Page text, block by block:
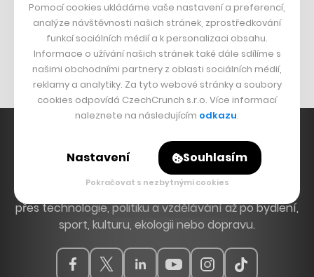
Bomma není tichá
Originální hodinky
Nábytek z betonu
Hlavní zdroj inspirace. Věnujeme se tématům, která
hýbou Českem a světem, od byznysu a startupů
přes technologie, politiku a vzdělávání až po bydlení,
sport, kulturu, ekologii nebo dopravu.
Pomocí cookies ukládáme vaše nastavení a preferencí,
analýze návštěvnosti našich stránek, zprostředkování
funkcí sociálních médií a k personalizaci obsahu.
Informace o užívání našich stránek také dále sdílíme s
našimi obchodními partnery z oblasti sociálních médií,
reklamy a analytiky. Za tyto webové stránky a soubory
cookies odpovídá CzechCrunch s.r.o. Více informací
naleznete na následujícím odkazu.
Nastavení Souhlasím
Pokračovat s nezbytnými cookies